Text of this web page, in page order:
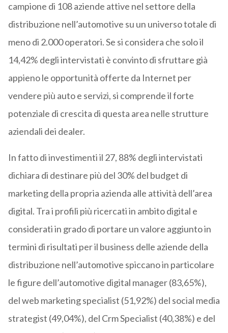
campione di 108 aziende attive nel settore della
distribuzione nell’automotive su un universo totale di
meno di 2.000 operatori. Se si considera che solo il
14,42% degli intervistati è convinto di sfruttare già
appieno le opportunità offerte da Internet per
vendere più auto e servizi, si comprende il forte
potenziale di crescita di questa area nelle strutture
aziendali dei dealer.
In fatto di investimenti il 27, 88% degli intervistati
dichiara di destinare più del 30% del budget di
marketing della propria azienda alle attività dell’area
digital. Tra i profili più ricercati in ambito digital e
considerati in grado di portare un valore aggiunto in
termini di risultati per il business delle aziende della
distribuzione nell’automotive spiccano in particolare
le figure dell’automotive digital manager (83,65%),
del web marketing specialist (51,92%) del social media
strategist (49,04%), del Crm Specialist (40,38%) e del